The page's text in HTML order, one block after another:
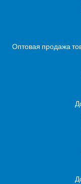
Оптовая продажа